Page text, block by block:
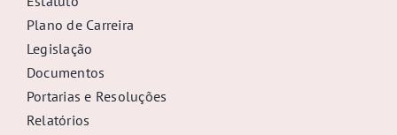
Plano de Carreira
Legislação
Documentos
Portarias e Resoluções
Relatórios